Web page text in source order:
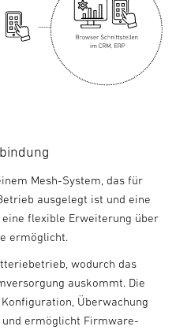
Mesh-System, das für
ausgelegt ist und eine
flexible Erweiterung über
ermöglicht.
wodurch das
auskommt. Die
Überwachung
und ermöglicht Firmware-